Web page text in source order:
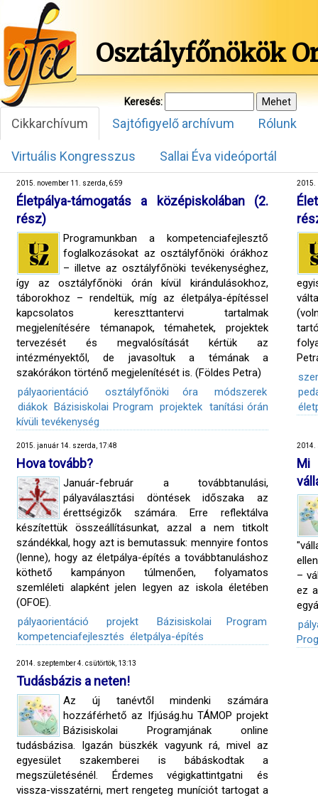
Osztályfőnökök
Keresés:
Cikkarchívum Sajtófigyelő archívum Rólunk
Virtuális Kongresszus Sallai Éva videóportál
2015. november 11. szerda, 6:59
Életpálya-támogatás a középiskolában (2.
rész)
Programunkban a kompetenciafejlesztő
foglalkozásokat az osztályfőnöki órákhoz
– illetve az osztályfőnöki tevékenységhez,
így az osztályfőnöki órán kívül kirándulásokhoz,
táborokhoz – rendeltük, míg az életpálya-építéssel
kapcsolatos kereszttantervi tartalmak
megjelenítésére témanapok, témahetek, projektek
tervezését és megvalósítását kértük az
intézményektől, de javasoltuk a témának a
szakórákon történő megjelenítését is. (Földes Petra)
pályaorientáció
osztályfőnöki óra
módszerek
diákok Bázisiskolai Program projektek tanítási órán
kívüli tevékenység
2015.
2015. január 14. szerda, 17:48
Hova tovább?
Január-február a továbbtanulási,
pályaválasztási döntések időszaka az
érettségizők számára. Erre reflektálva
készítettük összeállításunkat, azzal a nem titkolt
szándékkal, hogy azt is bemutassuk: mennyire fontos
(lenne), hogy az életpálya-építés a továbbtanuláshoz
köthető kampányon túlmenően, folyamatos
szemléleti alapként jelen legyen az iskola életében
(OFOE).
pályaorientáció
projekt
Bázisiskolai Program
kompetenciafejlesztés életpálya-építés
2014.
Mi
–
ez
2014. szeptember 4. csütörtök, 13:13
Tudásbázis a neten!
Az új tanévtől mindenki számára
hozzáférhető az Ifjúság.hu TÁMOP projekt
Bázisiskolai Programjának online
tudásbázisa. Igazán büszkék vagyunk rá, mivel az
egyesület szakemberei is bábáskodtak a
megszületésénél. Érdemes végigkattintgatni és
vissza-visszatérni, mert rengeteg muníciót tartogat a